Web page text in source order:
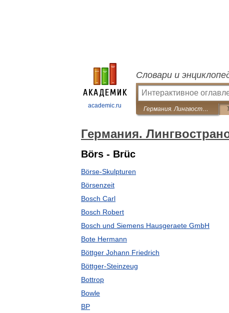
academic.ru
Словари и
Германия. Лингвострановедческий словарь
Германия.
Börs - Brüc
Börse-Skulpturen
Börsenzeit
Bosch Carl
Bosch Robert
Bosch und Siemens Hausgeraete GmbH
Bote Hermann
Böttger Johann Friedrich
Böttger-Steinzeug
Bottrop
Bowle
BP